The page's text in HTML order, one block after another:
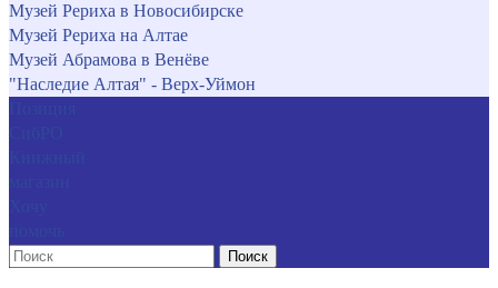
Музей Рериха в Новосибирске
Музей Рериха на Алтае
Музей Абрамова в Венёве
"Наследие Алтая" - Верх-Уймон
Поиск